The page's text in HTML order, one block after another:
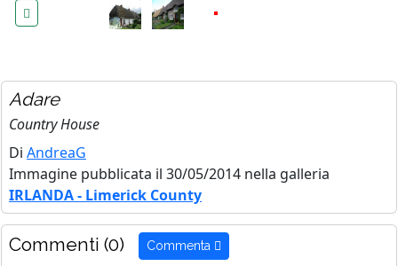
Adare
Country House
Di AndreaG
Immagine pubblicata il 30/05/2014 nella galleria
IRLANDA - Limerick County
Commenti (0) Commenta